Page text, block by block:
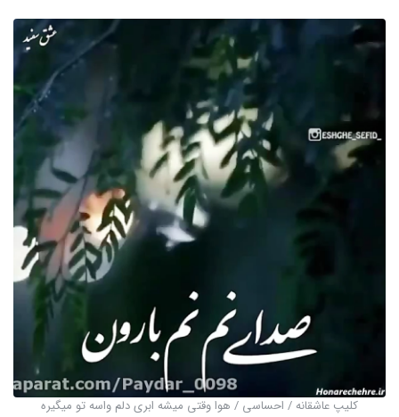
کلیپ عاشقانه / احساسی / هوا وقتی میشه ابری دلم واسه تو میگیره